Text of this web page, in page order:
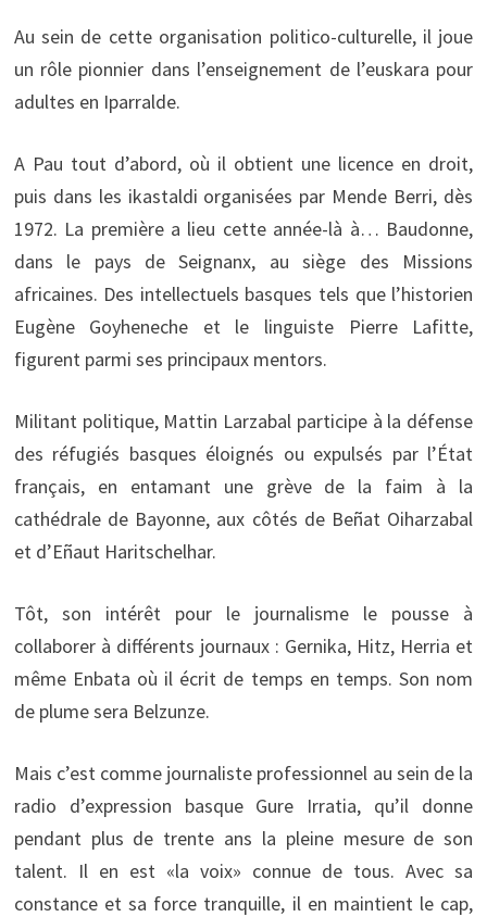
Au sein de cette organisation politico-culturelle, il joue
un rôle pionnier dans l’enseignement de l’euskara pour
adultes en Iparralde.
A Pau tout d’abord, où il obtient une licence en droit,
puis dans les ikastaldi organisées par Mende Berri, dès
1972. La première a lieu cette année-là à… Baudonne,
dans le pays de Seignanx, au siège des Missions
africaines. Des intellectuels basques tels que l’historien
Eugène Goyheneche et le linguiste Pierre Lafitte,
figurent parmi ses principaux mentors.
Militant politique, Mattin Larzabal participe à la défense
des réfugiés basques éloignés ou expulsés par l’État
français, en entamant une grève de la faim à la
cathédrale de Bayonne, aux côtés de Beñat Oiharzabal
et d’Eñaut Haritschelhar.
Tôt, son intérêt pour le journalisme le pousse à
collaborer à différents journaux : Gernika, Hitz, Herria et
même Enbata où il écrit de temps en temps. Son nom
de plume sera Belzunze.
Mais c’est comme journaliste professionnel au sein de la
radio d’expression basque Gure Irratia, qu’il donne
pendant plus de trente ans la pleine mesure de son
talent. Il en est «la voix» connue de tous. Avec sa
constance et sa force tranquille, il en maintient le cap,